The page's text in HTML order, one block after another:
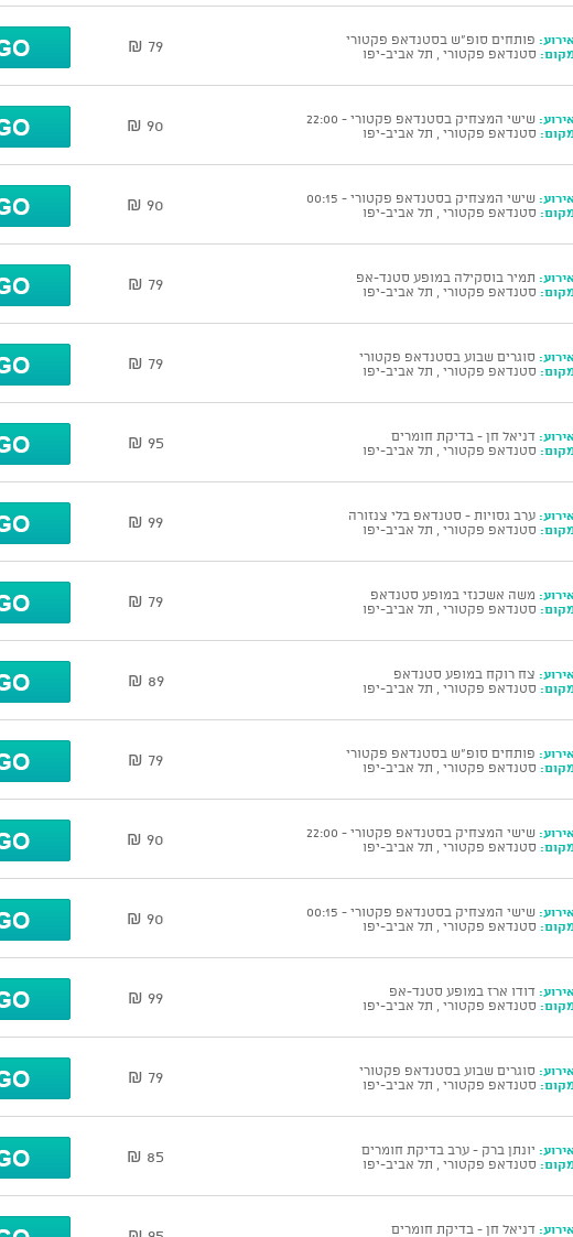
פותחים סופ"ש בסטנדאפ פקטורי
סטנדאפ פקטורי , תל אביב-יפו 79 ₪
שישי המצחיק בסטנדאפ פקטורי - 22:00
סטנדאפ פקטורי , תל אביב-יפו 90 ₪
שישי המצחיק בסטנדאפ פקטורי - 00:15
סטנדאפ פקטורי , תל אביב-יפו 90 ₪
תמיר בוסקילה במופע סטנד-אפ
סטנדאפ פקטורי , תל אביב-יפו 79 ₪
סוגרים שבוע בסטנדאפ פקטורי
סטנדאפ פקטורי , תל אביב-יפו 79 ₪
דניאל חן - בדיקת חומרים
סטנדאפ פקטורי , תל אביב-יפו 95 ₪
ערב גסויות - סטנדאפ בלי צנזורה
סטנדאפ פקטורי , תל אביב-יפו 99 ₪
משה אשכנזי במופע סטנדאפ
סטנדאפ פקטורי , תל אביב-יפו 79 ₪
צח רוקח במופע סטנדאפ
סטנדאפ פקטורי , תל אביב-יפו 89 ₪
פותחים סופ"ש בסטנדאפ פקטורי
סטנדאפ פקטורי , תל אביב-יפו 79 ₪
שישי המצחיק בסטנדאפ פקטורי - 22:00
סטנדאפ פקטורי , תל אביב-יפו 90 ₪
שישי המצחיק בסטנדאפ פקטורי - 00:15
סטנדאפ פקטורי , תל אביב-יפו 90 ₪
דודו ארז במופע סטנד-אפ
סטנדאפ פקטורי , תל אביב-יפו 99 ₪
סוגרים שבוע בסטנדאפ פקטורי
סטנדאפ פקטורי , תל אביב-יפו 79 ₪
יונתן ברק - ערב בדיקת חומרים
סטנדאפ פקטורי , תל אביב-יפו 85 ₪
דניאל חן - בדיקת חומרים